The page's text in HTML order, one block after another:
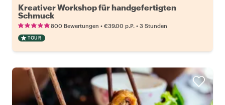
Kreativer Workshop für handgefertigten
Schmuck
800 Bewertungen • €39.00 p.P. • 3 Stunden
TOUR